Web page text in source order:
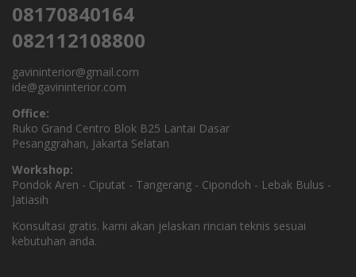
08170840164
082112108800
gavininterior@gmail.com
ide@gavininterior.com
Office:
Ruko Grand Centro Blok B25 Lantai Dasar
Pesanggrahan, Jakarta Selatan
Workshop:
Pondok Aren - Ciputat - Tangerang - Cipondoh - Lebak Bulus -
Jatiasih
Konsultasi gratis. kami akan jelaskan rincian teknis sesuai
kebutuhan anda.